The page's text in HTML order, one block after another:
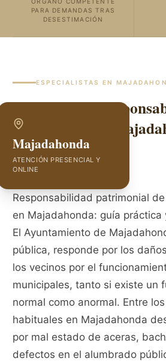
PARA DEMANDAS TRAS
DESESTIMACIÓN
ESPECIALISTAS EN
Abogados de
Patrimonial en
Abogados
Majadahonda
ATENCIÓN PRESENCIAL Y
ONLINE
Responsabilidad patrimonial
en Majadahonda: guía práctica
El Ayuntamiento de
pública, responde por los
los vecinos por el
municipales, tanto si existe un
normal como anormal. Entre
habituales en Majadahonda
por mal estado de aceras,
defectos en el alumbrado